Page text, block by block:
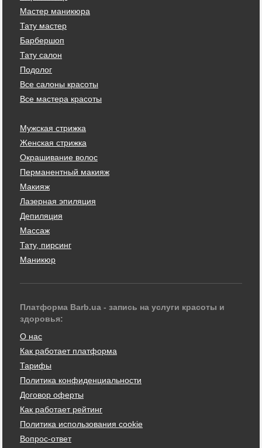
Мастер маникюра
Тату мастер
Барбершоп
Тату салон
Подолог
Все салоны красоты
Все мастера красоты
Мужская стрижка
Женская стрижка
Окрашивание волос
Перманентный макияж
Макияж
Лазерная эпиляция
Депиляция
Массаж
Тату, пирсинг
Маникюр
Платформа Barb.ua - запись на услуги красоты и
здоровья:
О нас
Как работает платформа
Тарифы
Политика конфиденциальности
Договор оферты
Как работает рейтинг
Политика использования cookie
Вопрос-ответ